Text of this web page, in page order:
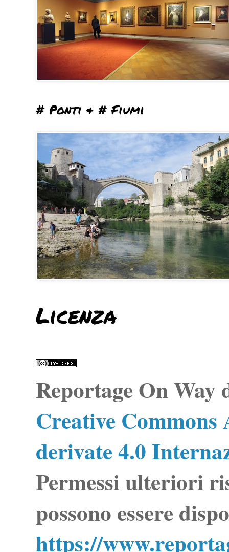
# Ponti & # Fiumi
Licenza
Reportage On Way
Creative
derivate 4.0
Permessi ulteriori
possono essere
https://